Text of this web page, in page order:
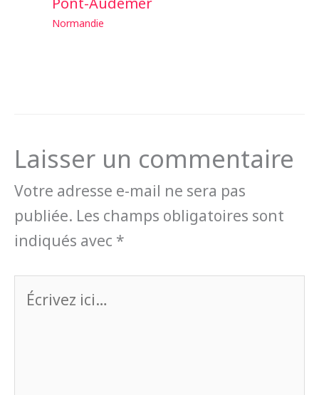
Normandie
Laisser un commentaire
Votre adresse e-mail ne sera pas
publiée. Les champs obligatoires sont
indiqués avec *
Écrivez
ici…